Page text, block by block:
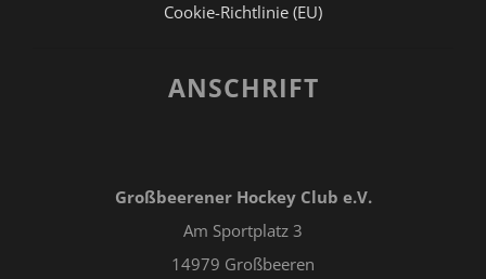
Cookie-Richtlinie (EU)
ANSCHRIFT
Großbeerener Hockey Club e.V.
Am Sportplatz 3
14979 Großbeeren